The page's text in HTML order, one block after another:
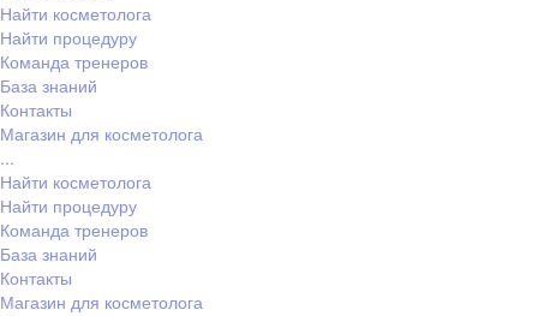
Найти косметолога
Найти процедуру
Команда тренеров
База знаний
Контакты
Магазин для косметолога
...
Найти косметолога
Найти процедуру
Команда тренеров
База знаний
Контакты
Магазин для косметолога